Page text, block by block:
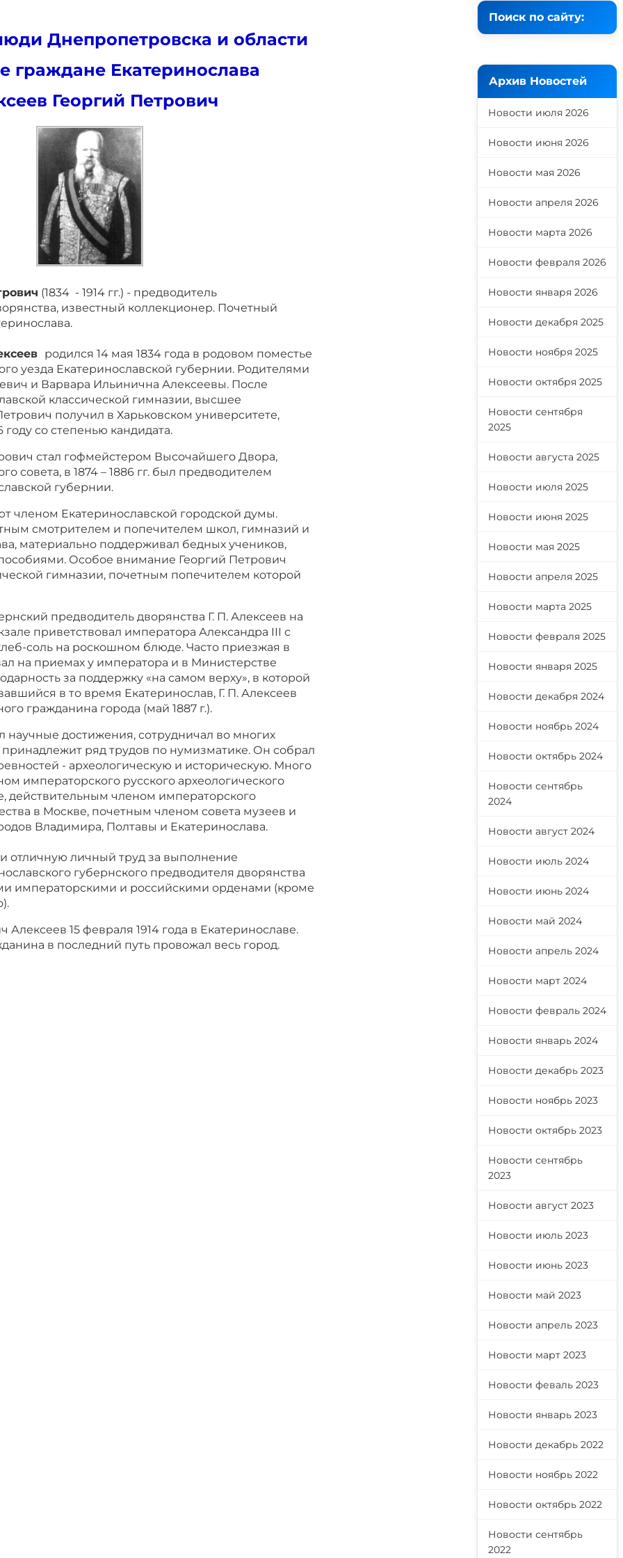
Днепропетровска и области
граждане Екатеринослава
Георгий Петрович
(1834 - 1914 гг.) - предводитель
известный коллекционер. Почетный
родился 14 мая 1834 года в родовом поместье
уезда Екатеринославской губернии. Родителями
и Варвара Ильинична Алексеевы. После
классической гимназии, высшее
получил в Харьковском университете,
со степенью кандидата.
стал гофмейстером Высочайшего Двора,
совета, в 1874 – 1886 гг. был предводителем
губернии.
членом Екатеринославской городской думы.
смотрителем и попечителем школ, гимназий и
материально поддерживал бедных учеников,
Особое внимание Георгий Петрович
гимназии, почетным попечителем которой
предводитель дворянства Г. П. Алексеев на
приветствовал императора Александра III с
соль на роскошном блюде. Часто приезжая в
на приемах у императора и в Министерстве
за поддержку «на самом верху», в которой
в то время Екатеринослав, Г. П. Алексеев
гражданина города (май 1887 г.).
научные достижения, сотрудничал во многих
ряд трудов по нумизматике. Он собрал
- археологическую и историческую. Много
императорского русского археологического
действительным членом императорского
в Москве, почетным членом совета музеев и
Владимира, Полтавы и Екатеринослава.
отличную личный труд за выполнение
губернского предводителя дворянства
императорскими и российскими орденами (кроме
15 февраля 1914 года в Екатеринославе.
в последний путь провожал весь город.
Поиск по сайту:
Архив Новостей
Новости июля 2026
Новости июня 2026
Новости мая 2026
Новости апреля 2026
Новости марта 2026
Новости февраля 2026
Новости января 2026
Новости декабря 2025
Новости ноября 2025
Новости октября 2025
Новости сентября
2025
Новости августа 2025
Новости июля 2025
Новости июня 2025
Новости мая 2025
Новости апреля 2025
Новости марта 2025
Новости февраля 2025
Новости января 2025
Новости декабря 2024
Новости ноябрь 2024
Новости октябрь 2024
Новости сентябрь
2024
Новости август 2024
Новости июль 2024
Новости июнь 2024
Новости май 2024
Новости апрель 2024
Новости март 2024
Новости февраль 2024
Новости январь 2024
Новости декабрь 2023
Новости ноябрь 2023
Новости октябрь 2023
Новости сентябрь
2023
Новости август 2023
Новости июль 2023
Новости июнь 2023
Новости май 2023
Новости апрель 2023
Новости март 2023
Новости феваль 2023
Новости январь 2023
Новости декабрь 2022
Новости ноябрь 2022
Новости октябрь 2022
Новости сентябрь
2022